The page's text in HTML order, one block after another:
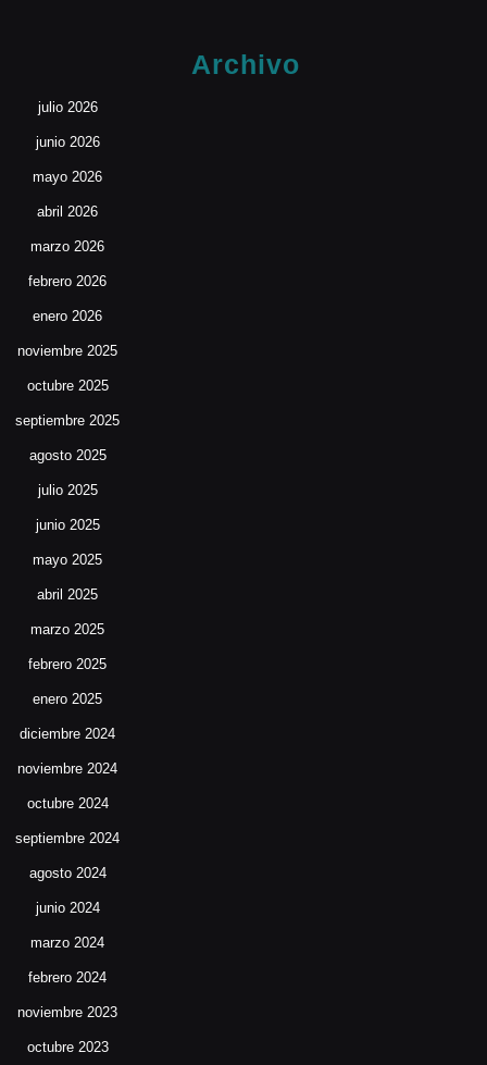
Archivo
julio 2026
junio 2026
mayo 2026
abril 2026
marzo 2026
febrero 2026
enero 2026
noviembre 2025
octubre 2025
septiembre 2025
agosto 2025
julio 2025
junio 2025
mayo 2025
abril 2025
marzo 2025
febrero 2025
enero 2025
diciembre 2024
noviembre 2024
octubre 2024
septiembre 2024
agosto 2024
junio 2024
marzo 2024
febrero 2024
noviembre 2023
octubre 2023